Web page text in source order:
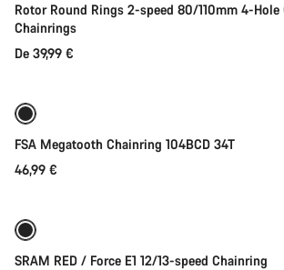
Rotor Round Rings 2-speed 80/110mm 4-Hole
Chainrings
De 39,99 €
FSA Megatooth Chainring 104BCD 34T
46,99 €
SRAM RED / Force E1 12/13-speed Chainring